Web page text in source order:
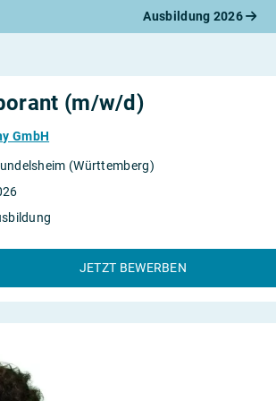
Ausbildung 2026
Bewerbung
Check
(m/w/d)
GmbH
(Württemberg)
JETZT BEWERBEN